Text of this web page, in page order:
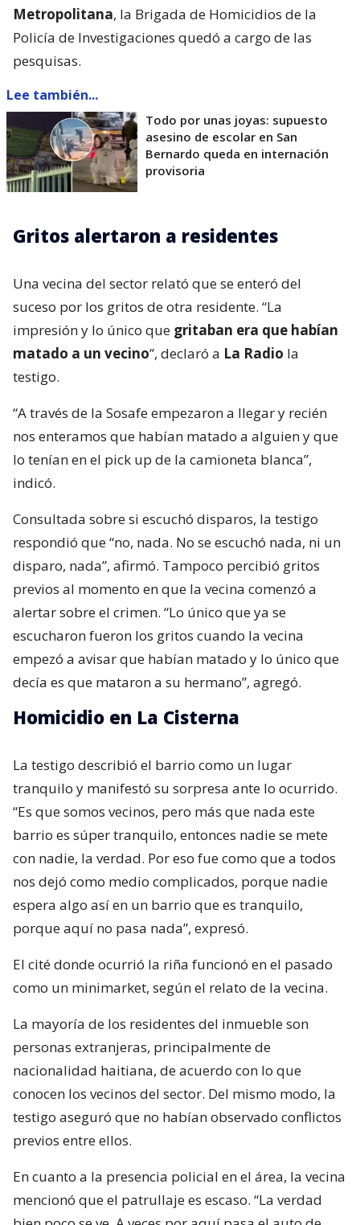
Metropolitana, la Brigada de Homicidios de la
Policía de Investigaciones quedó a cargo de las
pesquisas.
Lee también...
Todo por unas joyas: supuesto
asesino de escolar en San
Bernardo queda en internación
provisoria
Gritos alertaron a residentes
Una vecina del sector relató que se enteró del
suceso por los gritos de otra residente. “La
impresión y lo único que gritaban era que habían
matado a un vecino”, declaró a La Radio la
testigo.
“A través de la Sosafe empezaron a llegar y recién
nos enteramos que habían matado a alguien y que
lo tenían en el pick up de la camioneta blanca”,
indicó.
Consultada sobre si escuchó disparos, la testigo
respondió que “no, nada. No se escuchó nada, ni un
disparo, nada”, afirmó. Tampoco percibió gritos
previos al momento en que la vecina comenzó a
alertar sobre el crimen. “Lo único que ya se
escucharon fueron los gritos cuando la vecina
empezó a avisar que habían matado y lo único que
decía es que mataron a su hermano”, agregó.
Homicidio en La Cisterna
La testigo describió el barrio como un lugar
tranquilo y manifestó su sorpresa ante lo ocurrido.
“Es que somos vecinos, pero más que nada este
barrio es súper tranquilo, entonces nadie se mete
con nadie, la verdad. Por eso fue como que a todos
nos dejó como medio complicados, porque nadie
espera algo así en un barrio que es tranquilo,
porque aquí no pasa nada”, expresó.
El cité donde ocurrió la riña funcionó en el pasado
como un minimarket, según el relato de la vecina.
La mayoría de los residentes del inmueble son
personas extranjeras, principalmente de
nacionalidad haitiana, de acuerdo con lo que
conocen los vecinos del sector. Del mismo modo, la
testigo aseguró que no habían observado conflictos
previos entre ellos.
En cuanto a la presencia policial en el área, la vecina
mencionó que el patrullaje es escaso. “La verdad